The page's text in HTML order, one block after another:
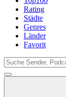
Rating
Städte
Genres
Länder
Favorit